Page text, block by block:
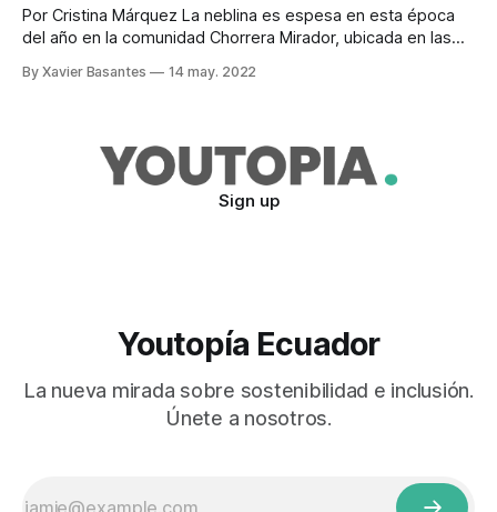
Por Cristina Márquez La neblina es espesa en esta época
del año en la comunidad Chorrera Mirador, ubicada en las
primeras horas de la mañana no supera los 5 grados
By Xavier Basantes 14 may. 2022
Sign up
Youtopía Ecuador
La nueva mirada sobre sostenibilidad e inclusión.
Únete a nosotros.